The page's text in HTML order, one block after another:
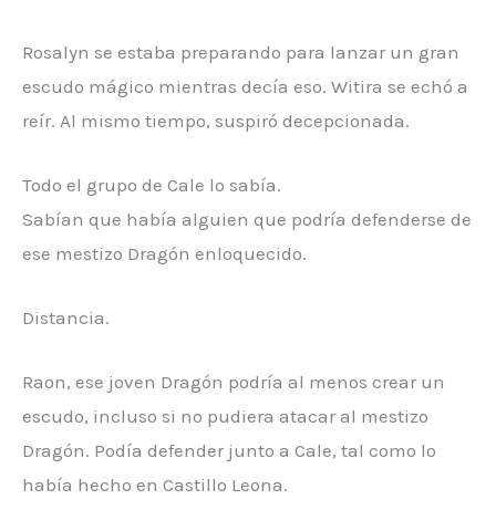
Rosalyn se estaba preparando para lanzar un gran
escudo mágico mientras decía eso. Witira se echó a
reír. Al mismo tiempo, suspiró decepcionada.
Todo el grupo de Cale lo sabía.
Sabían que había alguien que podría defenderse de
ese mestizo Dragón enloquecido.
Distancia.
Raon, ese joven Dragón podría al menos crear un
escudo, incluso si no pudiera atacar al mestizo
Dragón. Podía defender junto a Cale, tal como lo
había hecho en Castillo Leona.